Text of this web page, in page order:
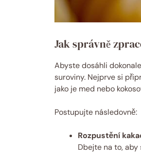
Jak správně
Abyste ​dosáhli
suroviny. Nejprve​ si
jako je med nebo
Postupujte následovně:
Rozpustění
Dbejte na to,